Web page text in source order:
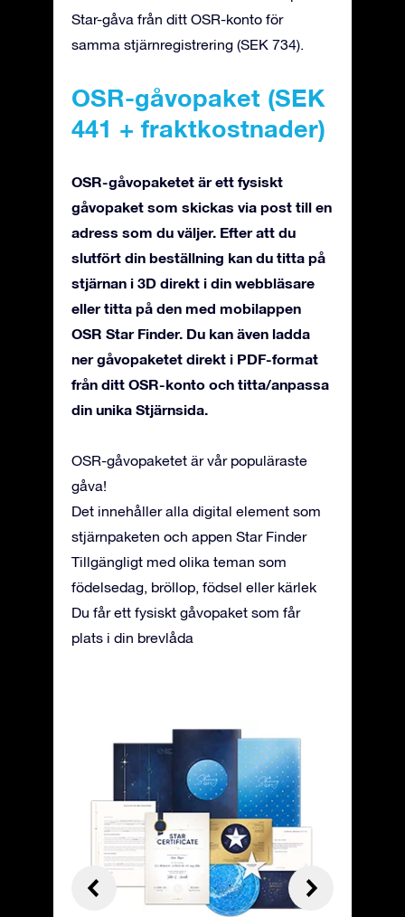
Star-gåva från ditt OSR-konto för
samma stjärnregistrering (SEK 734).
OSR-gåvopaket (SEK
441 + fraktkostnader)
OSR-gåvopaketet är ett fysiskt
gåvopaket som skickas via post till en
adress som du väljer. Efter att du
slutfört din beställning kan du titta på
stjärnan i 3D direkt i din webbläsare
eller titta på den med mobilappen
OSR Star Finder. Du kan även ladda
ner gåvopaketet direkt i PDF-format
från ditt OSR-konto och titta/anpassa
din unika Stjärnsida.
OSR-gåvopaketet är vår populäraste
gåva!
Det innehåller alla digital element som
stjärnpaketen och appen Star Finder
Tillgängligt med olika teman som
födelsedag, bröllop, födsel eller kärlek
Du får ett fysiskt gåvopaket som får
plats i din brevlåda